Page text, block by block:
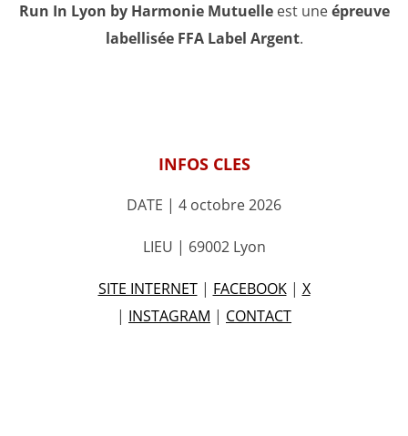
Run In Lyon by Harmonie Mutuelleest uneépreuve
labellisée FFA Label Argent.
INFOS CLES
DATE | 4 octobre 2026
LIEU | 69002 Lyon
SITE INTERNET| FACEBOOK| X
| INSTAGRAM | CONTACT